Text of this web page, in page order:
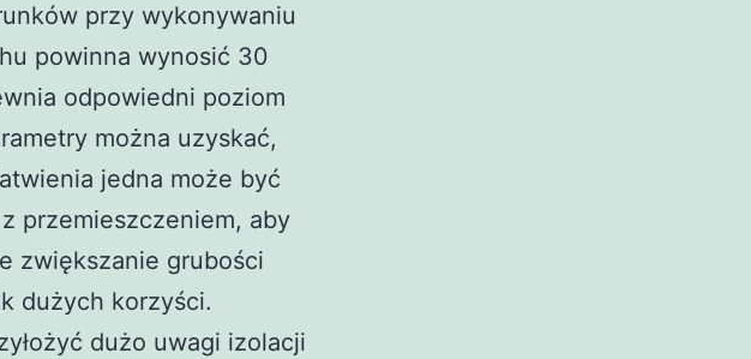
przy wykonywaniu
powinna wynosić 30
odpowiedni poziom
można uzyskać,
jedna może być
przemieszczeniem, aby
zwiększanie grubości
dużych korzyści.
dużo uwagi izolacji